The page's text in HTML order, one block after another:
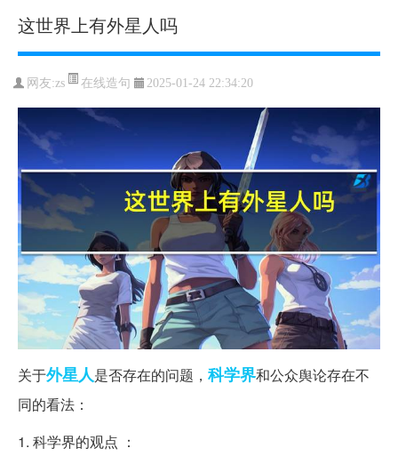
这世界上有外星人吗
网友:zs 在线造句 2025-01-24 22:34:20
关于外星人是否存在的问题， 科学界和公众舆论存在不
同的看法：
1. 科学界的观点 ：